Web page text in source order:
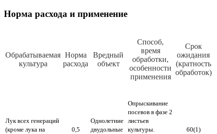
Норма расхода и применение
Обрабатываемая
культура
Норма
расхода
Вредный
объект
Способ,
время
обработки,
особенности
применения
Срок
ожидания
(кратность
обработок)
Лук всех генераций
(кроме лука на
0,5
Однолетние
двудольные
Опрыскивание
посевов в фазе 2
листьев
культуры.
60(1)